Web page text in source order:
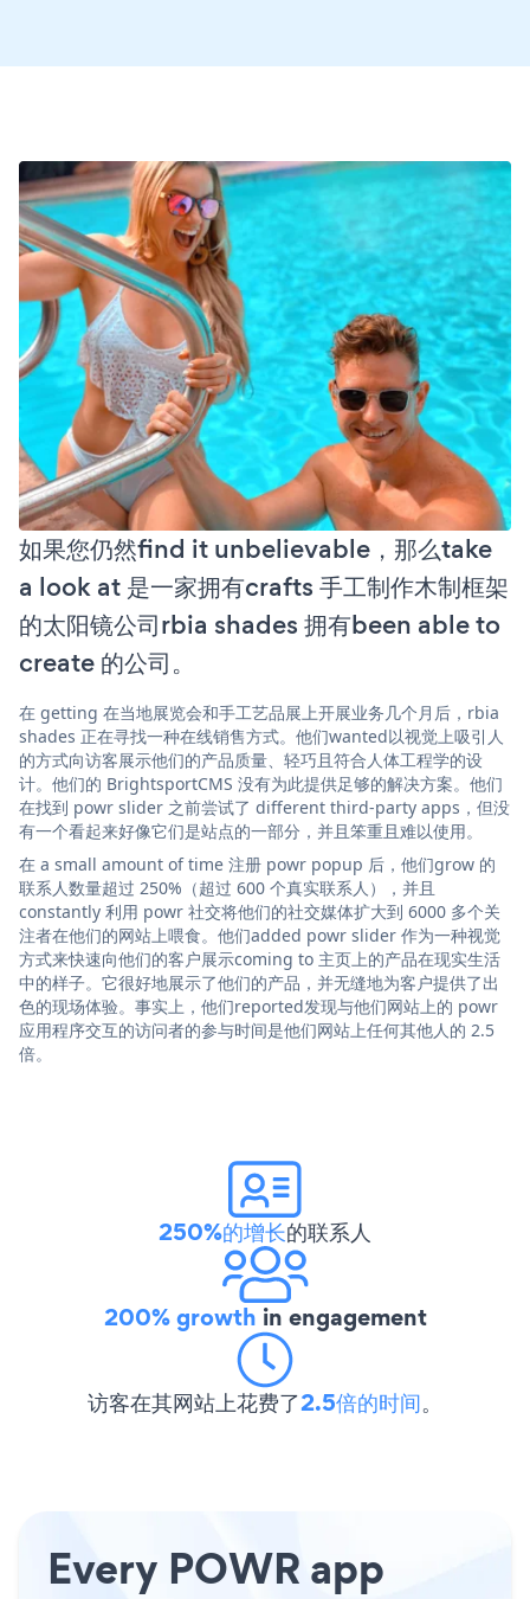
如果您仍然find it unbelievable，那么take
a look at 是一家拥有crafts 手工制作木制框架
的太阳镜公司rbia shades 拥有been able to
create 的公司。
在 getting 在当地展览会和手工艺品展上开展业务几个月后，rbia
shades 正在寻找一种在线销售方式。他们wanted以视觉上吸引人
的方式向访客展示他们的产品质量、轻巧且符合人体工程学的设
计。他们的 BrightsportCMS 没有为此提供足够的解决方案。他们
在找到 powr slider 之前尝试了 different third-party apps，但没
有一个看起来好像它们是站点的一部分，并且笨重且难以使用。
在 a small amount of time 注册 powr popup 后，他们grow 的
联系人数量超过 250%（超过 600 个真实联系人），并且
constantly 利用 powr 社交将他们的社交媒体扩大到 6000 多个关
注者在他们的网站上喂食。他们added powr slider 作为一种视觉
方式来快速向他们的客户展示coming to 主页上的产品在现实生活
中的样子。它很好地展示了他们的产品，并无缝地为客户提供了出
色的现场体验。事实上，他们reported发现与他们网站上的 powr
应用程序交互的访问者的参与时间是他们网站上任何其他人的 2.5
倍。
250%的增长的联系人
200% growth in engagement
访客在其网站上花费了2.5倍的时间。
Every POWR app